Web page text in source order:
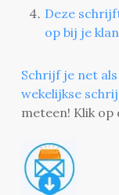
Deze
op bij je
Schrijf je net
wekelijkse
meteen! Klik op